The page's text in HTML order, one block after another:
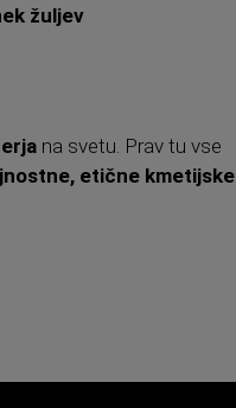
žuljev
na svetu. Prav tu vse
etične kmetijske